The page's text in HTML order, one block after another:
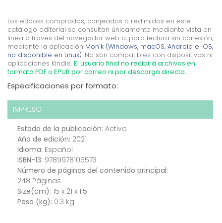
Los eBooks comprados, canjeados o redimidos en este
catálogo editorial se consultan únicamente mediante vista en
línea a través del navegador web o, para lectura sin conexión,
mediante la aplicación Mon'k (Windows, macOS, Android e iOS,
no disponible en Linux). No son compatibles con dispositivos ni
aplicaciones Kindle. El usuario final no recibirá archivos en
formato PDF o EPUB por correo ni por descarga directa.
Especificaciones por formato:
IMPRESO
Estado de la publicación: Activo
Año de edición: 2021
Idioma: Español
ISBN-13: 9789978105573
Número de páginas del contenido principal:
248 Páginas
Size(cm): 15 x 21 x 1.5
Peso (kg): 0.3 kg